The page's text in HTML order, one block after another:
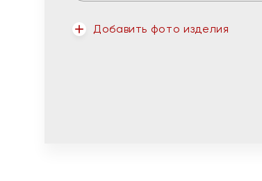
Добавить фото изделия